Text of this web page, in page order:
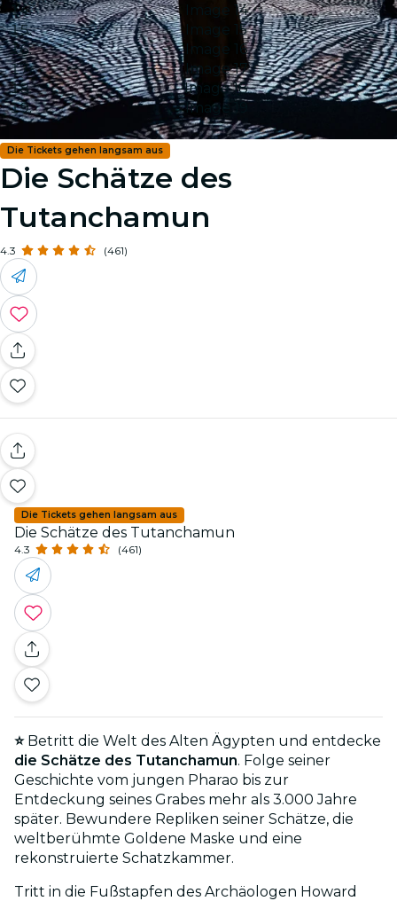
Image 14
Image 15
Image 16
Image 17
Image 18
Image 19
Die Tickets gehen langsam aus
Die Schätze des
Tutanchamun
4.3 (461)
Die Tickets gehen langsam aus
Die Schätze des Tutanchamun
4.3 (461)
⭐ Betritt die Welt des Alten Ägypten und entdecke
die Schätze des Tutanchamun. Folge seiner
Geschichte vom jungen Pharao bis zur
Entdeckung seines Grabes mehr als 3.000 Jahre
später. Bewundere Repliken seiner Schätze, die
weltberühmte Goldene Maske und eine
rekonstruierte Schatzkammer.
Tritt in die Fußstapfen des Archäologen Howard